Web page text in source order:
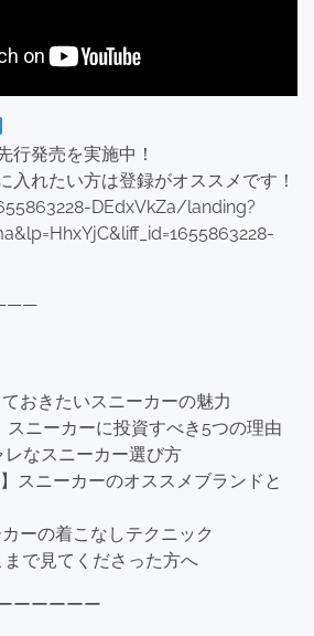
行発売を実施中！
入れたい方は登録がオススメです！
DEdxVkZa/landing?
おきたいスニーカーの魅力
スニーカーに投資すべき5つの理由
なスニーカー選び方
スニーカーのオススメブランドと
ーの着こなしテクニック
で見てくださった方へ
ーーーーー